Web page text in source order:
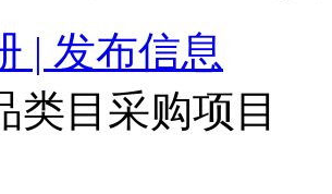
| 发布信息
类目采购项目